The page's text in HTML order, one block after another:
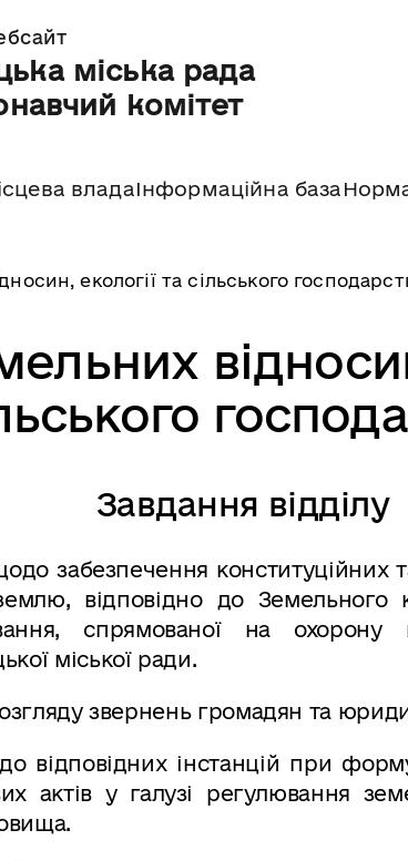
міська рада
комітет
владаІнформаційна база
екології та сільського
Завдання відділу
забезпечення конституційних
відповідно до Земельного
спрямованої на охорону
міської ради.
звернень громадян та
відповідних інстанцій при
актів у галузі регулювання